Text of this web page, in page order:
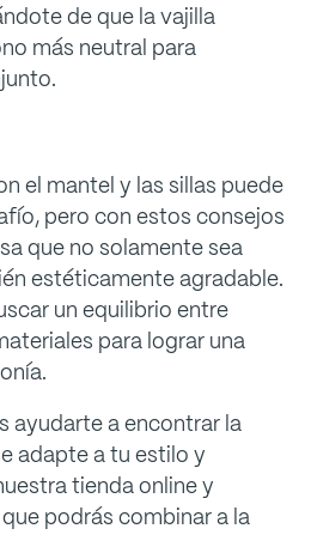
de que la vajilla
más neutral para
el mantel y las sillas puede
pero con estos consejos
que no solamente sea
estéticamente agradable.
un equilibrio entre
para lograr una
ayudarte a encontrar la
adapte a tu estilo y
tienda online y
podrás combinar a la